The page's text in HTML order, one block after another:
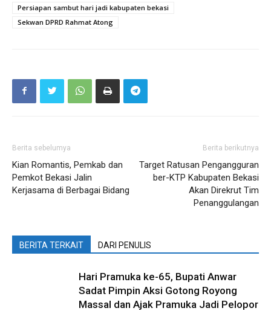
Persiapan sambut hari jadi kabupaten bekasi
Sekwan DPRD Rahmat Atong
Berita sebelumya
Kian Romantis, Pemkab dan
Pemkot Bekasi Jalin
Kerjasama di Berbagai Bidang
Berita berikutnya
Target Ratusan Pengangguran
ber-KTP Kabupaten Bekasi
Akan Direkrut Tim
Penanggulangan
BERITA TERKAIT DARI PENULIS
Hari Pramuka ke-65, Bupati Anwar
Sadat Pimpin Aksi Gotong Royong
Massal dan Ajak Pramuka Jadi Pelopor